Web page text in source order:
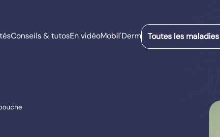
Conseils & tutosEn vidéoMobil'Derm Toutes les maladies